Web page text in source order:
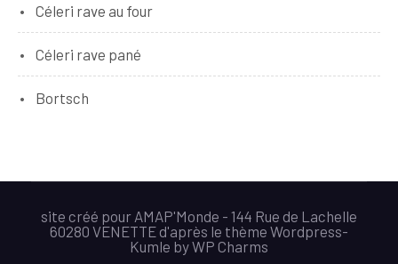
Céleri rave au four
Céleri rave pané
Bortsch
site créé pour AMAP'Monde - 144 Rue de Lachelle
60280 VENETTE d'après le thème Wordpress-
Kumle byWP Charms